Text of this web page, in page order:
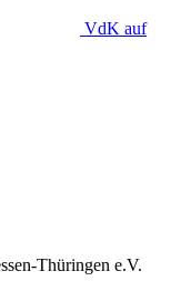
VdK auf
Thüringen e.V.